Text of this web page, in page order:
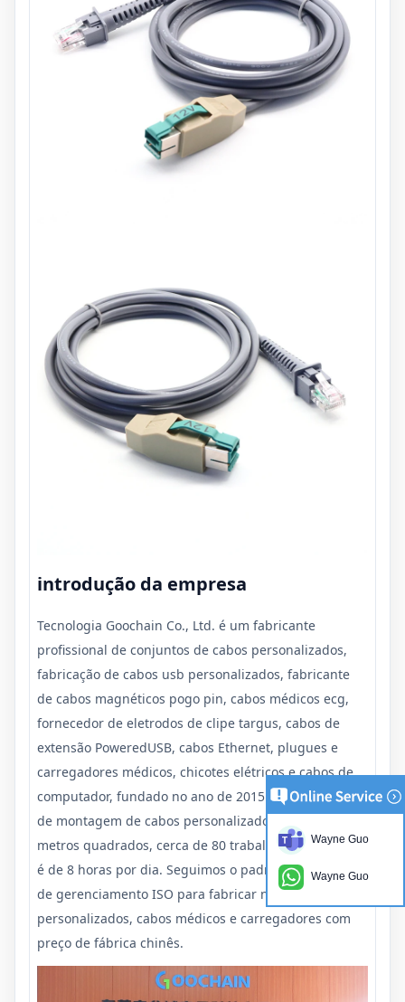
introdução da empresa
Tecnologia Goochain Co., Ltd. é um fabricante
profissional de conjuntos de cabos personalizados,
fabricação de cabos usb personalizados, fabricante
de cabos magnéticos pogo pin, cabos médicos ecg,
fornecedor de eletrodos de clipe targus, cabos de
extensão PoweredUSB, cabos Ethernet, plugues e
carregadores médicos, chicotes elétricos e cabos de
computador, fundado no ano de 2015 e temos oficina
de montagem de cabos personalizados de 2000
metros quadrados, cerca de 80 trabalhadores, 1 turno
é de 8 horas por dia. Seguimos o padrão internacional
de gerenciamento ISO para fabricar nossos cabos
personalizados, cabos médicos e carregadores com
preço de fábrica chinês.
Wayne Guo
Wayne Guo